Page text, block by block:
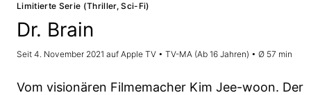
Limitierte Serie (Thriller, Sci-Fi)
Dr. Brain
Seit 4. November 2021 auf Apple TV • TV-MA (Ab 16 Jahren) • Ø 57 min
Vom visionären Filmemacher Kim Jee-woon. Der